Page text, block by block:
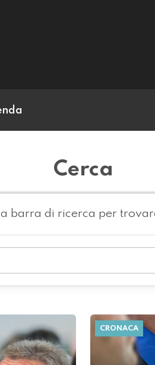
Cerca
barra di ricerca per
CRONACA